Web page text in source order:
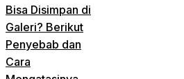
Bisa Disimpan di
Galeri? Berikut
Penyebab dan
Cara